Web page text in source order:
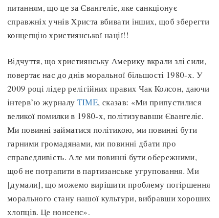
питанням, що це за Євангеліє, яке санкціонує
справжніх учнів Христа вбивати інших, щоб зберегти
концепцію християнської нації!!
Відчуття, що християнську Америку вкрали злі сили,
повертає нас до днів моральної більшості 1980-х. У
2009 році лідер релігійних правих Чак Колсон, даючи
інтерв’ю журналу TIME, сказав: «Ми припустилися
великої помилки в 1980-х, політизувавши Євангеліє.
Ми повинні займатися політикою, ми повинні бути
гарними громадянами, ми повинні дбати про
справедливість. Але ми повинні бути обережними,
щоб не потрапити в партизанське угруповання. Ми
[думали], що можемо вирішити проблему погіршення
морального стану нашої культури, вибравши хороших
хлопців. Це нонсенс».